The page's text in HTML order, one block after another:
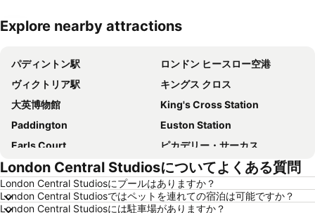
地図を拡大
Explore nearby attractions
パディントン駅
ロンドン ヒースロー空港
ヴィクトリア駅
キングス クロス
大英博物館
King's Cross Station
Paddington
Euston Station
Earls Court
ピカデリー・サーカス
コヴェント ガーデン
ウェンブリー スタジアム
ケンジントン
King's Cross St.Pancras Metro Station
ロンドン地下鉄
St Pancras Station
London Central Studiosについてよくある質問
London Central Studiosにプールはありますか？
London Central Studiosではペットを連れての宿泊は可能ですか？
London Central Studiosには駐車場がありますか？